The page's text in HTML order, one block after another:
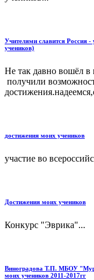
Учителями славится Россия
учеников)
Не так давно вошёл
получили
достижения моих учеников
участие во
Достижения моих учеников
Конкурс "Эврика"...
Виноградова Т.П. МБОУ
моих учеников 2011-2017гг